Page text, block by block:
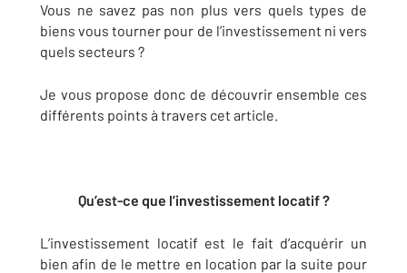
Vous ne savez pas non plus vers quels types de
biens vous tourner pour de l’investissement ni vers
quels secteurs ?
Je vous propose donc de découvrir ensemble ces
différents points à travers cet article.
Qu’est-ce que l’investissement locatif ?
L’investissement locatif est le fait d’acquérir un
bien afin de le mettre en location par la suite pour